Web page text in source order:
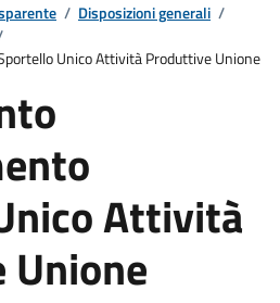
/ Disposizioni generali /
Unico Attività Produttive Unione
Attività